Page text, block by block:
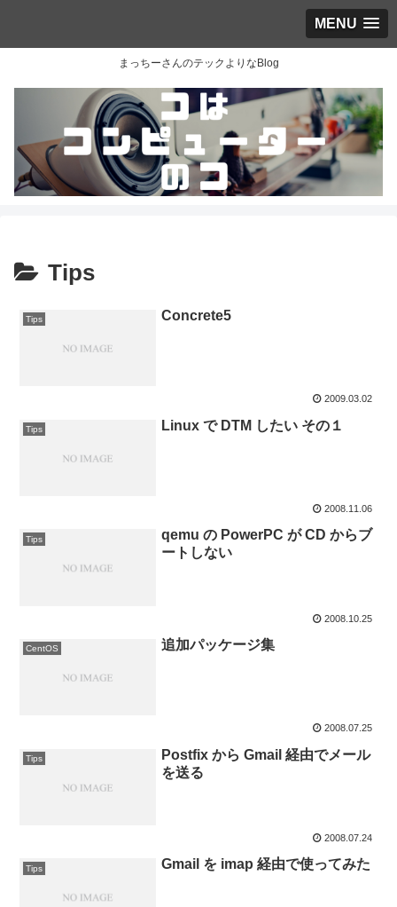
MENU
まっちーさんのテックよりなBlog
Tips
Tips Concrete5
2009.03.02
Tips Linux で DTM したい その１
2008.11.06
Tips
qemu の PowerPC が CD からブ
ートしない
2008.10.25
CentOS 追加パッケージ集
2008.07.25
Tips
Postfix から Gmail 経由でメール
を送る
2008.07.24
Tips Gmail を imap 経由で使ってみた